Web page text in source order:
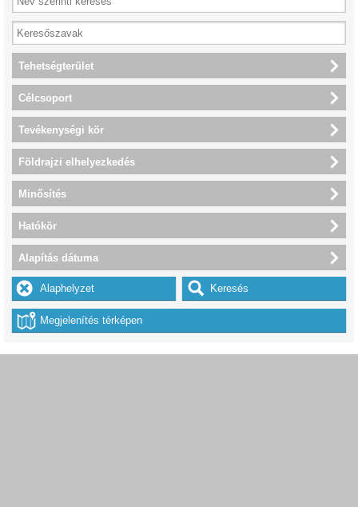
Tehetségterület
Célcsoport
Tevékenységi kör
Földrajzi elhelyezkedés
Minősítés
Hatókör
Alapítás dátuma